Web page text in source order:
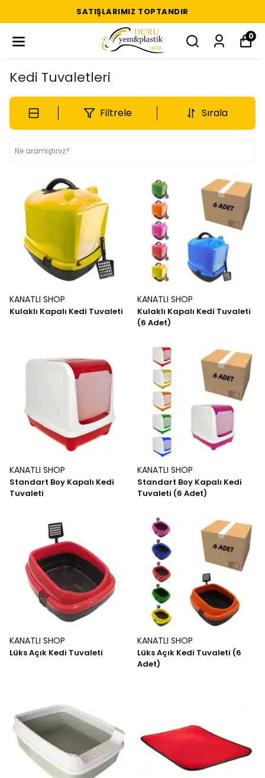
SATIŞLARIMIZ TOPTANDIR
0
Kedi Tuvaletleri
Filtrele Sırala
KANATLI SHOP
Kulaklı Kapalı Kedi Tuvaleti
KANATLI SHOP
Kulaklı Kapalı Kedi Tuvaleti
(6 Adet)
KANATLI SHOP
Standart Boy Kapalı Kedi
Tuvaleti
KANATLI SHOP
Standart Boy Kapalı Kedi
Tuvaleti (6 Adet)
KANATLI SHOP
Lüks Açık Kedi Tuvaleti
KANATLI SHOP
Lüks Açık Kedi Tuvaleti (6
Adet)